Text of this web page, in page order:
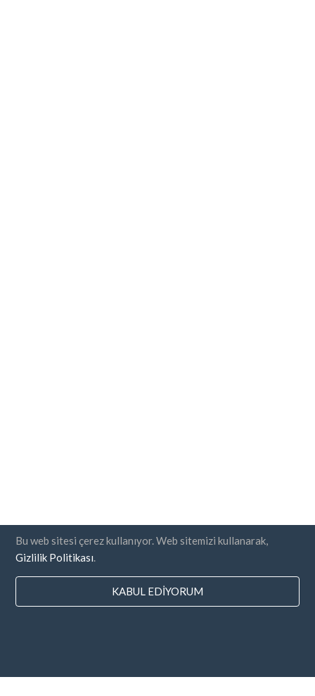
Bu web sitesi çerez kullanıyor. Web sitemizi kullanarak,
Gizlilik Politikası
KABUL EDIYORUM